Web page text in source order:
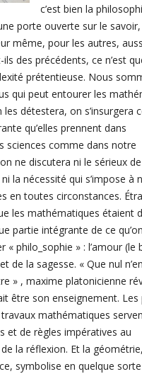
c’est bien la
porte ouverte sur le savoir,
même, pour les autres,
des précédents, ce n’est
prétentieuse. Nous
qui peut entourer les
les détestera, on s’insurgera
qu’elles prennent dans
sciences comme dans notre
ne discutera ni le sérieux
la nécessité qui s’impose à
en toutes circonstances.
les mathématiques étaient
partie intégrante de ce
« philo_sophie » : l’amour (le
de la sagesse. « Que nul
» , maxime platonicienne
être son enseignement. Les
mathématiques
et de règles impératives au
la réflexion. Et la
symbolise en quelque